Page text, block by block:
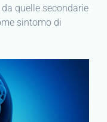
quelle secondarie
sintomo di